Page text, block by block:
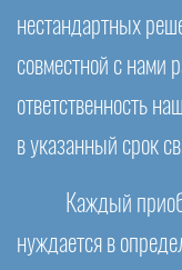
нестандартных
совместной с нами
ответственность
в указанный срок
Каждый
нуждается в